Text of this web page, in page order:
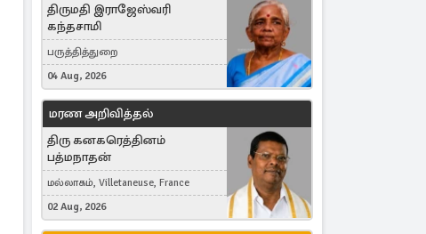
திருமதி இராஜேஸ்வரி
கந்தசாமி
பருத்தித்துறை
04 Aug, 2026
மரண அறிவித்தல்
திரு கனகரெத்தினம்
பத்மநாதன்
மல்லாகம், Villetaneuse, France
02 Aug, 2026